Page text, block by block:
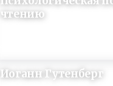
чтению
Иоганн Гутенберг